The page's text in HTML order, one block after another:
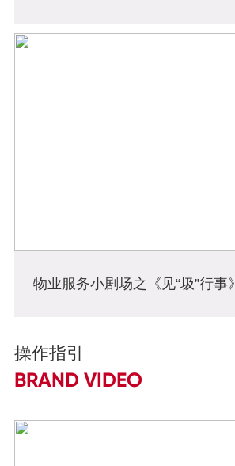
物业服务小剧场之《见“圾”行事》
操作指引
BRAND VIDEO